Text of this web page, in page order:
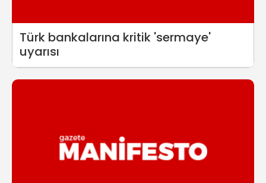
Türk bankalarına kritik 'sermaye'
uyarısı